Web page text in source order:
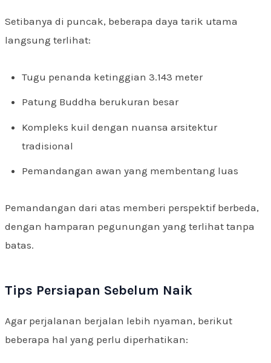
Setibanya di puncak, beberapa daya tarik utama
langsung terlihat:
Tugu penanda ketinggian 3.143 meter
Patung Buddha berukuran besar
Kompleks kuil dengan nuansa arsitektur
tradisional
Pemandangan awan yang membentang luas
Pemandangan dari atas memberi perspektif berbeda,
dengan hamparan pegunungan yang terlihat tanpa
batas.
Tips Persiapan Sebelum Naik
Agar perjalanan berjalan lebih nyaman, berikut
beberapa hal yang perlu diperhatikan: